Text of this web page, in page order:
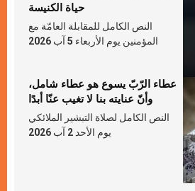
حياة الكنيسة
النص الكامل للمقابلة العامّة مع
المؤمنين يوم الأربعاء 5 آب 2026
عطاء الرّبّ يسوع هو عطاء شامل،
وأنّ عنايته بنا لا تغيب عنّا أبدًا
النص الكامل لصلاة التبشير الملائكي
يوم الأحد 2 آب 2026